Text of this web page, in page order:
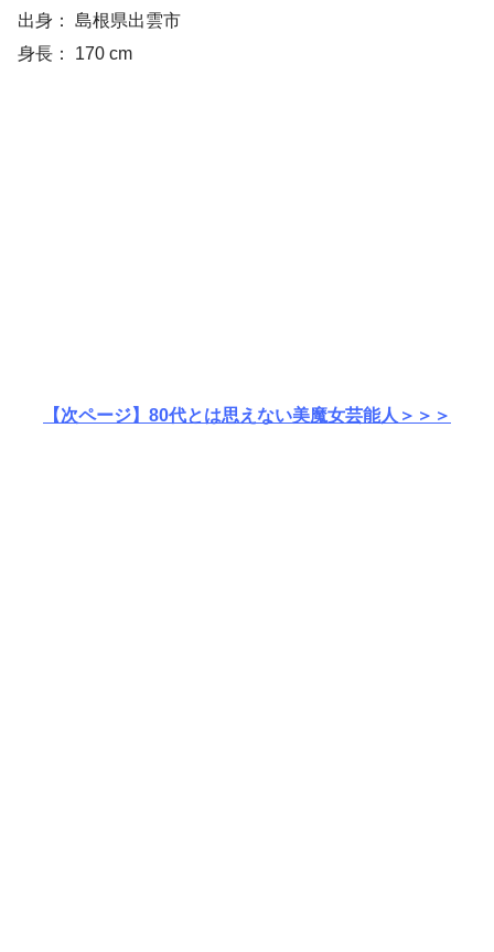
出身： 島根県出雲市
身長： 170 cm
【次ページ】80代とは思えない美魔女芸能人＞＞＞